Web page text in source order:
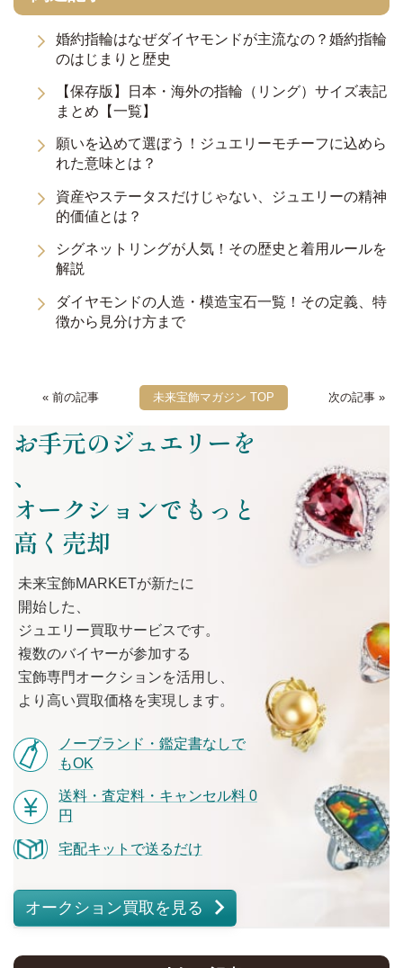
婚約指輪はなぜダイヤモンドが主流なの？婚約指輪
のはじまりと歴史
【保存版】日本・海外の指輪（リング）サイズ表記
まとめ【一覧】
願いを込めて選ぼう！ジュエリーモチーフに込めら
れた意味とは？
資産やステータスだけじゃない、ジュエリーの精神
的価値とは？
シグネットリングが人気！その歴史と着用ルールを
解説
ダイヤモンドの人造・模造宝石一覧！その定義、特
徴から見分け方まで
« 前の記事 未来宝飾マガジン TOP 次の記事 »
お手元のジュエリーを
、
オークションでもっと
高く売却
未来宝飾MARKETが新たに
開始した、
ジュエリー買取サービスです。
複数のバイヤーが参加する
宝飾専門オークションを活用し、
より 高い買取価格を実現します。
ノーブランド・鑑定書なしで
もOK
送料・査定料・キャンセル料 0
円
宅配キットで送るだけ
オークション買取を見る